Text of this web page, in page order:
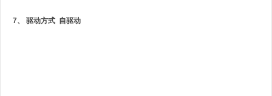
7、 驱动方式 自驱动